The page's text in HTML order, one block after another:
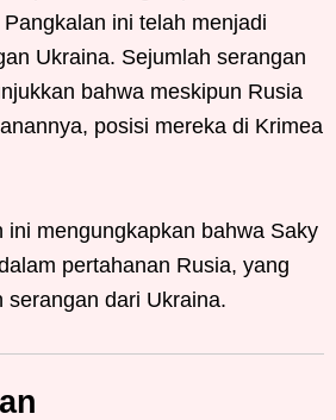
ini telah menjadi
Ukraina. Sejumlah serangan
bahwa meskipun Rusia
posisi mereka di Krimea
ini mengungkapkan bahwa Saky
pertahanan Rusia, yang
serangan dari Ukraina.